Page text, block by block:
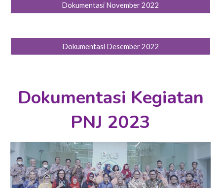
Dokumentasi November 2022
Dokumentasi Desember 2022
Dokumentasi Kegiatan
PNJ 2023